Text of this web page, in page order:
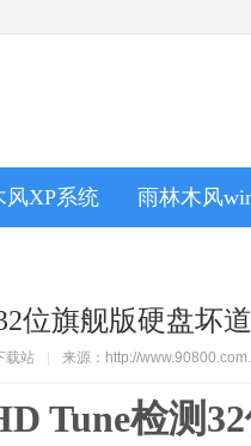
风XP系统 雨林木风
位旗舰版硬盘坏
载站 来源：http://
Tune检测